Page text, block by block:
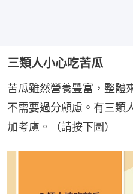
三類人小心吃苦瓜
苦瓜雖然營養豐富，整體
不需要過分顧慮。有三類
加考慮。（請按下圖）